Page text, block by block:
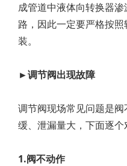
成管道中液体向转换器
路，因此一定要严格按
装。
►调节阀出现故障
调节阀现场常见问题是
缓、泄漏量大，下面逐个
1.阀不动作